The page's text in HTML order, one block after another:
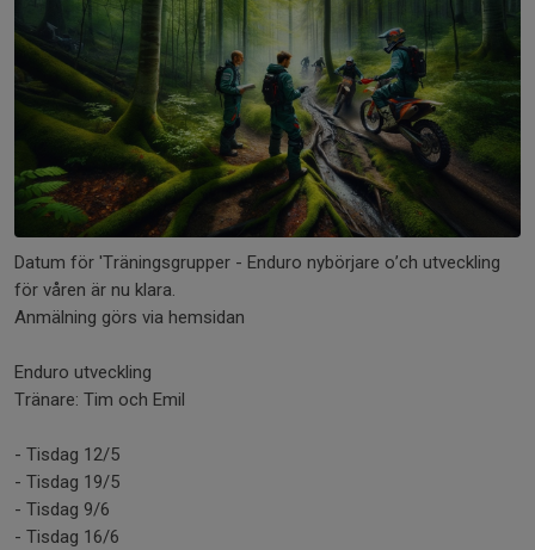
Datum för 'Träningsgrupper - Enduro nybörjare o’ch utveckling
för våren är nu klara.
Anmälning görs via hemsidan
Enduro utveckling
Tränare: Tim och Emil
- Tisdag 12/5
- Tisdag 19/5
- Tisdag 9/6
- Tisdag 16/6